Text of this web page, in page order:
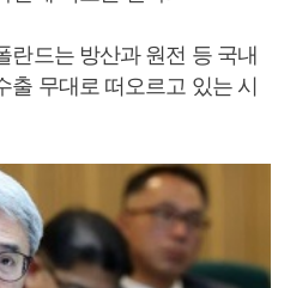
란드는 방산과 원전 등 국내
무대로 떠오르고 있는 시